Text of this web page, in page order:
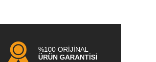
%100 ORİJİNAL
ÜRÜN GARANTİSİ